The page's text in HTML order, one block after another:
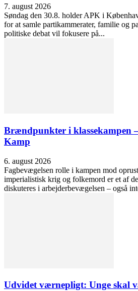
7. august 2026
Søndag den 30.8. holder APK i
for at samle partikammerater, familie og
politiske debat vil fokusere på...
Brændpunkter i klassekampen
Kamp
6. august 2026
Fagbevægelsen rolle i kampen mod
imperialistisk krig og folkemord er et af
diskuteres i arbejderbevægelsen – også
Udvidet værnepligt: Unge skal